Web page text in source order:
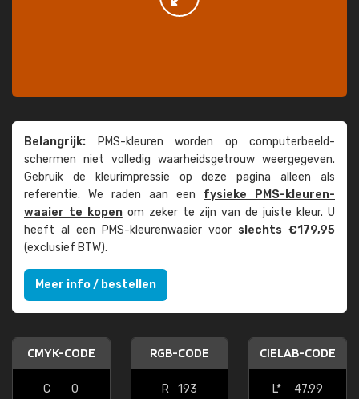
Belangrijk: PMS-kleuren worden op computer­beeld­
schermen niet volledig waarheids­­getrouw weer­gegeven.
Gebruik de kleur­impressie op deze pagina alleen als
referentie. We raden aan een fysieke PMS-kleuren­
waaier te kopenom zeker te zijn van de juiste kleur. U
heeft al een PMS-kleuren­waaier voor slechts €179,95
(exclusief BTW).
Meer info / bestellen
CMYK-CODE
C
0
RGB-CODE
R
193
CIELAB-CODE
L*
47.99